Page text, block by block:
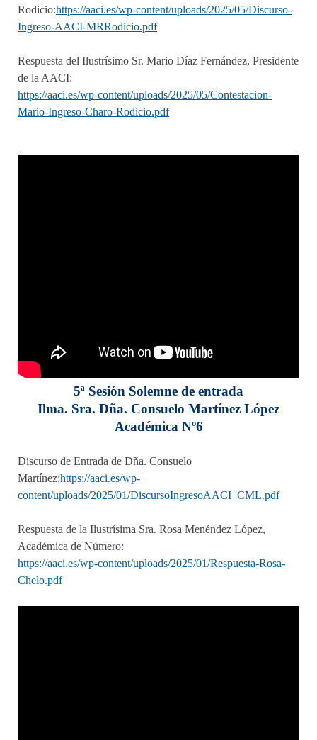
Rodicio:https://aaci.es/wp-content/uploads/2025/05/Discurso-
Ingreso-AACI-MRRodicio.pdf
Respuesta del Ilustrísimo Sr. Mario Díaz Fernández, Presidente
de la AACI:
https://aaci.es/wp-content/uploads/2025/05/Contestacion-
Mario-Ingreso-Charo-Rodicio.pdf
5ª Sesión Solemne de entrada
Ilma. Sra. Dña. Consuelo Martínez López
Académica Nº6
Discurso de Entrada de Dña. Consuelo
Martínez:https://aaci.es/wp-
content/uploads/2025/01/DiscursoIngresoAACI_CML.pdf
Respuesta de la Ilustrísima Sra. Rosa Menéndez López,
Académica de Número:
https://aaci.es/wp-content/uploads/2025/01/Respuesta-Rosa-
Chelo.pdf